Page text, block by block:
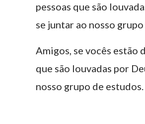
pessoas que são
se juntar ao nosso
Amigos, se vocês estão
que são louvadas por
nosso grupo de estudos.